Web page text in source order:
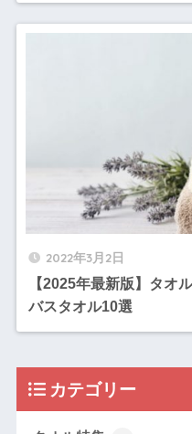
2022年3月2日
【2025年最新版】タオ
バスタオル10選
カテゴリー